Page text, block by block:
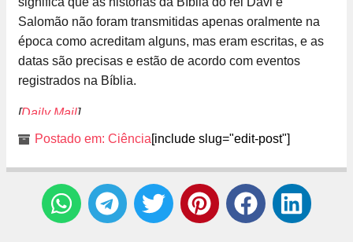
Salomão não foram transmitidas apenas oralmente na
época como acreditam alguns, mas eram escritas, e as
datas são precisas e estão de acordo com eventos
registrados na Bíblia.
[Daily Mail]
Postado em: Ciência[include slug="edit-post"]